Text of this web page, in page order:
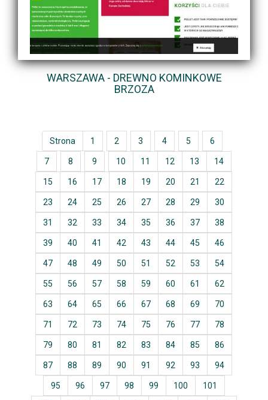
WARSZAWA - DREWNO KOMINKOWE
BRZOZA
Strona 1 2 3 4 5 6
7 8 9 10 11 12 13 14
15 16 17 18 19 20 21 22
23 24 25 26 27 28 29 30
31 32 33 34 35 36 37 38
39 40 41 42 43 44 45 46
47 48 49 50 51 52 53 54
55 56 57 58 59 60 61 62
63 64 65 66 67 68 69 70
71 72 73 74 75 76 77 78
79 80 81 82 83 84 85 86
87 88 89 90 91 92 93 94
95 96 97 98 99 100 101